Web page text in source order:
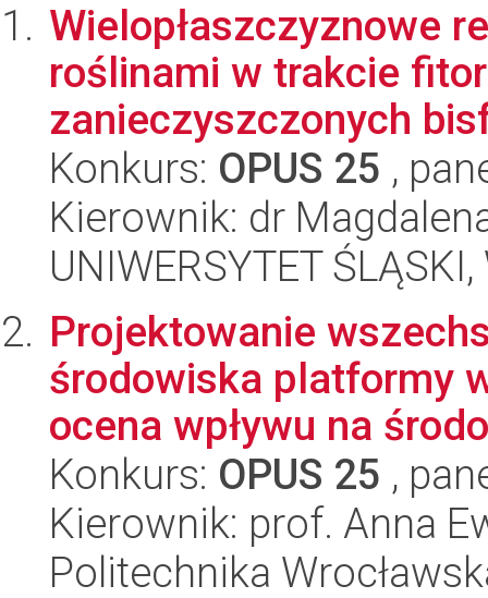
Wielopłaszczyznowe
roślinami w trakcie
zanieczyszczonych
Konkurs: OPUS 25 ,
Kierownik: dr
UNIWERSYTET
Projektowanie
środowiska platformy
ocena wpływu na
Konkurs: OPUS 25 ,
Kierownik: prof. Anna
Politechnika